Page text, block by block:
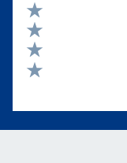
Valuta 5 stelle su 5
Valuta 4 stelle su 5
Valuta 3 stelle su 5
Valuta 2 stelle su 5